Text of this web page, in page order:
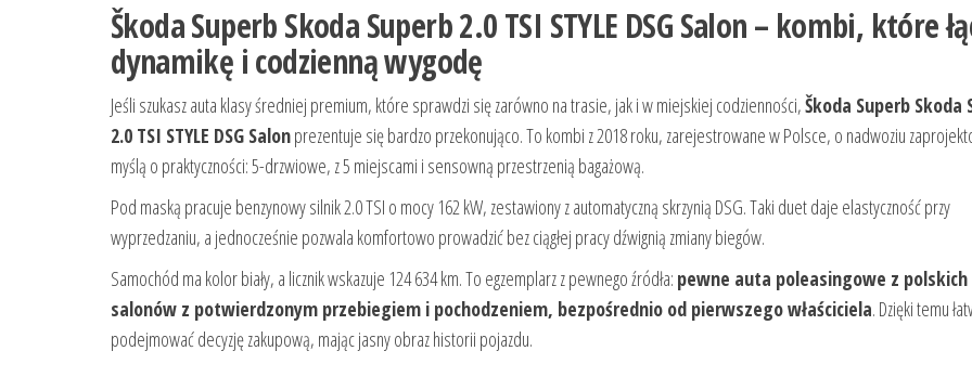
Škoda Superb Skoda Superb 2.0 TSI STYLE DSG Salon – kombi, które
dynamikę i codzienną wygodę
Jeśli szukasz auta klasy średniej premium, które sprawdzi się zarówno na trasie, jak i w miejskiej codzienności,Škoda Superb Skoda
2.0 TSI STYLE DSG Salonprezentuje się bardzo przekonująco. To kombi z 2018 roku, zarejestrowane w Polsce, o nadwoziu
myślą o praktyczności: 5-drzwiowe, z 5 miejscami i sensowną przestrzenią bagażową.
Pod maską pracuje benzynowy silnik 2.0 TSI o mocy 162 kW, zestawiony z automatyczną skrzynią DSG. Taki duet daje elastyczność przy
wyprzedzaniu, a jednocześnie pozwala komfortowo prowadzić bez ciągłej pracy dźwignią zmiany biegów.
Samochód ma kolor biały, a licznik wskazuje 124 634 km. To egzemplarz z pewnego źródła: pewne auta poleasingowe z polskich
salonów z potwierdzonym przebiegiem i pochodzeniem, bezpośrednio od pierwszego właściciela. Dzięki temu
podejmować decyzję zakupową, mając jasny obraz historii pojazdu.